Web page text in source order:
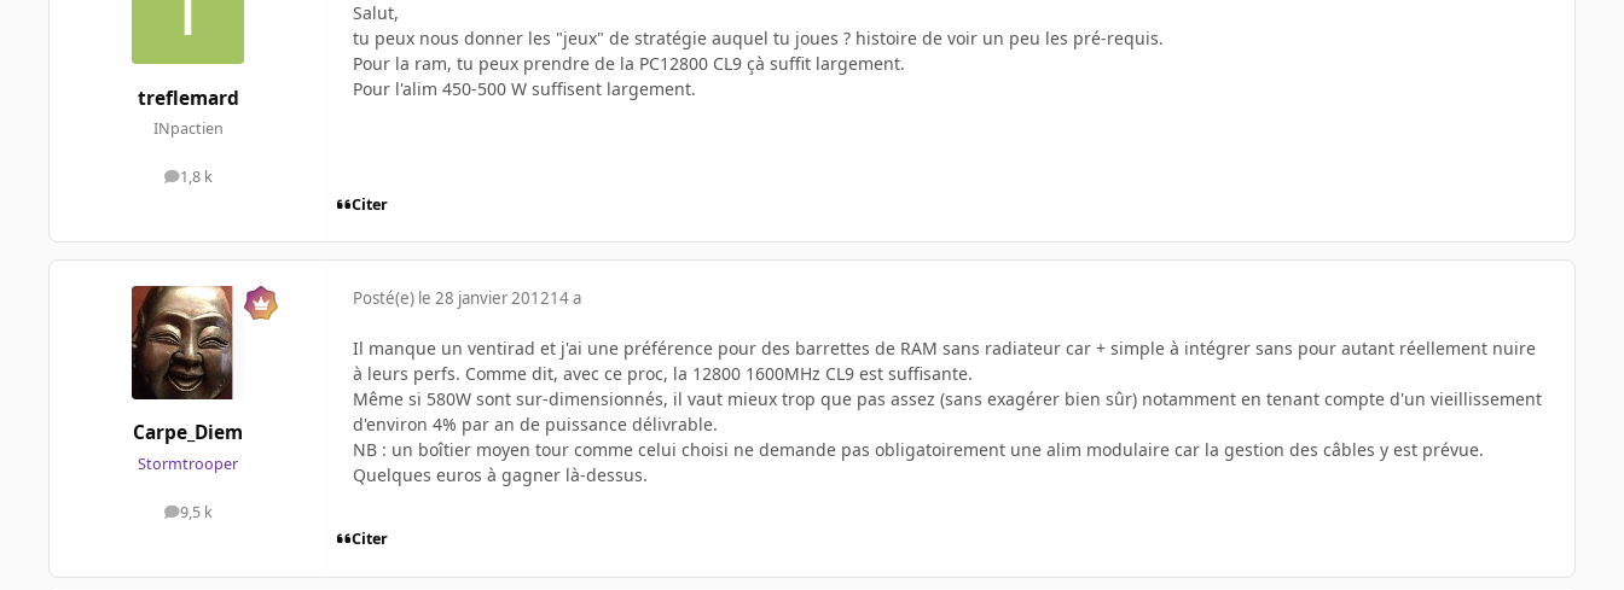
treflemard
INpactien
1,8 k
messages
Salut,
tu peux nous donner les "jeux" de stratégie auquel tu joues ? histoire de voir un peu les pré-requis.
Pour la ram, tu peux prendre de la PC12800 CL9 çà suffit largement.
Pour l'alim 450-500 W suffisent largement.
Citer
Carpe_Diem
Stormtrooper
9,5 k
messages
Posté(e) le 28 janvier 201214 a
Il manque un ventirad et j'ai une préférence pour des barrettes de RAM sans radiateur car + simple à intégrer sans pour autant réellement nuire
à leurs perfs. Comme dit, avec ce proc, la 12800 1600MHz CL9 est suffisante.
Même si 580W sont sur-dimensionnés, il vaut mieux trop que pas assez (sans exagérer bien sûr) notamment en tenant compte d'un vieillissement
d'environ 4% par an de puissance délivrable.
NB : un boîtier moyen tour comme celui choisi ne demande pas obligatoirement une alim modulaire car la gestion des câbles y est prévue.
Quelques euros à gagner là-dessus.
Citer